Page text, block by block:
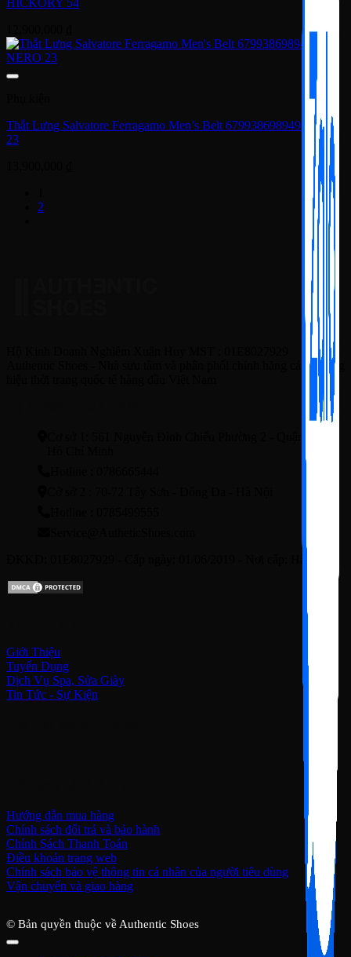
Thắt Lưng Salvatore Ferragamo Men’s Belt 679938698949 NERO
23
2
Authentic Shoes - Nhà sưu tầm và phân phối chính hãng các thương
Giới Thiệu
Tuyển Dụng
Dịch Vụ Spa, Sửa Giày
Tin Tức - Sự Kiện
Hướng dẫn mua hàng
Chính sách đổi trả và bảo hành
Chính Sách Thanh Toán
Điều khoản trang web
Chính sách bảo vệ thông tin cá nhân của người tiêu dùng
Vận chuyển và giao hàng
© Bản quyền thuộc về Authentic Shoes